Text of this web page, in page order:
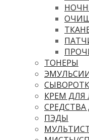
ТОНЕРЫ
КРЕМ ДЛЯ
СРЕДСТВА
ПЭДЫ